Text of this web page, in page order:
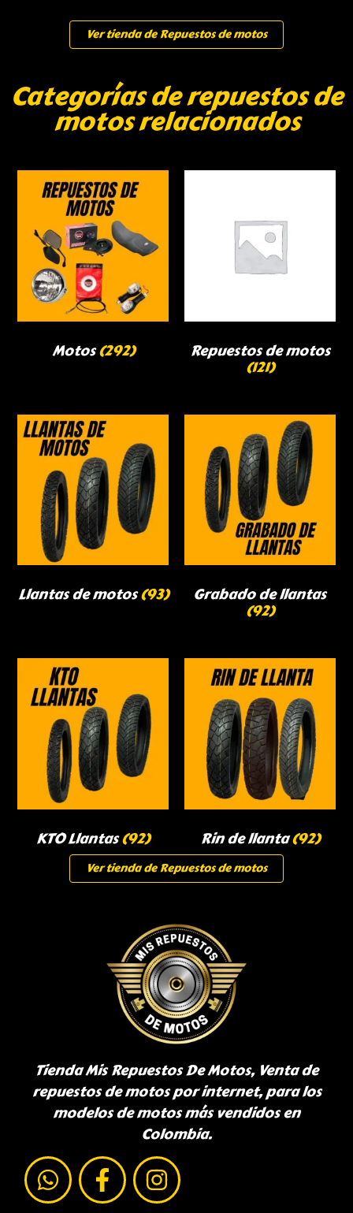
Ver tienda de Repuestos de motos
Categorías de repuestos de
motos relacionados
Motos(292) Repuestos de motos
(121)
Llantas de motos(93) Grabado de llantas
(92)
KTO Llantas(92) Rin de llanta(92)
Ver tienda de Repuestos de motos
Tienda Mis Repuestos De Motos, Venta de
repuestos de motos por internet, para los
modelos de motos más vendidos en
Colombia.